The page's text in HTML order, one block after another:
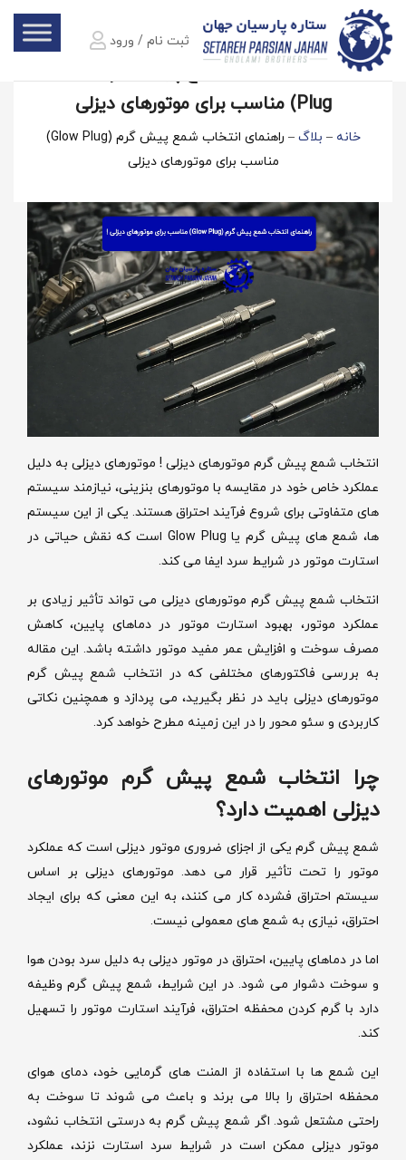
ثبت نام / ورود
Plug) مناسب برای موتورهای دیزلی
خانه – بلاگ –
راهنمای انتخاب شمع پیش‌ گرم (Glow Plug)
مناسب برای موتورهای دیزلی
انتخاب شمع پیش‌ گرم موتورهای دیزلی ! موتورهای دیزلی به دلیل
عملکرد خاص خود در مقایسه با موتورهای بنزینی، نیازمند سیستم
های متفاوتی برای شروع فرآیند احتراق هستند. یکی از این سیستم
ها، شمع های پیش گرم یا Glow Plug است که نقش حیاتی در
استارت موتور در شرایط سرد ایفا می کند.
انتخاب شمع پیش‌ گرم موتورهای دیزلی می تواند تأثیر زیادی بر
عملکرد موتور، بهبود استارت موتور در دماهای پایین، کاهش
مصرف سوخت و افزایش عمر مفید موتور داشته باشد. این مقاله
به بررسی فاکتورهای مختلفی که در انتخاب شمع پیش گرم
موتورهای دیزلی باید در نظر بگیرید، می پردازد و همچنین نکاتی
کاربردی و سئو محور را در این زمینه مطرح خواهد کرد.
چرا انتخاب شمع پیش گرم موتورهای
دیزلی اهمیت دارد؟
شمع پیش گرم یکی از اجزای ضروری موتور دیزلی است که عملکرد
موتور را تحت تأثیر قرار می دهد. موتورهای دیزلی بر اساس
سیستم احتراق فشرده کار می کنند، به این معنی که برای ایجاد
احتراق، نیازی به شمع های معمولی نیست.
اما در دماهای پایین، احتراق در موتور دیزلی به دلیل سرد بودن هوا
و سوخت دشوار می شود. در این شرایط، شمع پیش گرم وظیفه
دارد با گرم کردن محفظه احتراق، فرآیند استارت موتور را تسهیل
کند.
این شمع ها با استفاده از المنت های گرمایی خود، دمای هوای
محفظه احتراق را بالا می برند و باعث می شوند تا سوخت به
راحتی مشتعل شود. اگر شمع پیش گرم به درستی انتخاب نشود،
موتور دیزلی ممکن است در شرایط سرد استارت نزند، عملکرد